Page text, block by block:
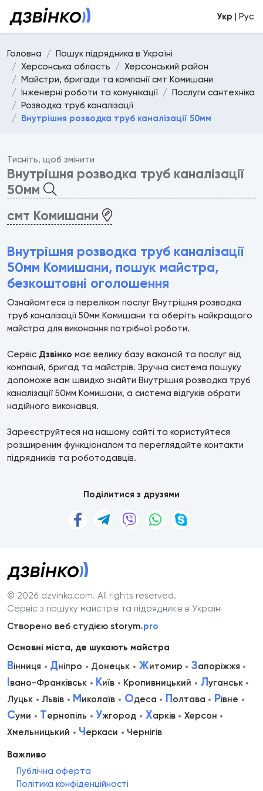
Укр | Рус
Головна
Пошук підрядника в Україні
Херсонська область
Херсонський район
Майстри, бригади та компанії смт Комишани
Інженерні роботи та комунікації
Послуги сантехніка
Розводка труб каналізації
Внутрішня розводка труб каналізації 50мм
Тисніть, щоб змінити
Внутрішня розводка труб каналізації
50мм
смт Комишани
Внутрішня розводка труб каналізації
50мм Комишани, пошук майстра,
безкоштовні оголошення
Ознайомтеся із переліком послуг Внутрішня розводка
труб каналізації 50мм Комишани та оберіть найкращого
майстра для виконання потрібної роботи.
Сервіс Дзвінко має велику базу вакансій та послуг від
компаній, бригад та майстрів. Зручна система пошуку
допоможе вам швидко знайти Внутрішня розводка труб
каналізації 50мм Комишани, а система відгуків обрати
надійного виконавця.
Зареєструйтеся на нашому сайті та користуйтеся
розширеним функціоналом та переглядайте контакти
підрядників та роботодавців.
Поділитися з друзями
© 2026 dzvinko.com. All rights reserved.
Сервіс з пошуку майстрів та підрядників в Україні
Створено веб студією storym.pro
Основні міста, де шукають майстра
Вінниця Дніпро Донецьк Житомир Запоріжжя
Івано-Франківськ Київ Кропивницький Луганськ
Луцьк
Львів Миколаїв Одеса Полтава Рівне
Суми Тернопіль Ужгород Харків
Херсон
Хмельницький
Черкаси Чернігів
Важливо
Публічна оферта
Політика конфіденційності